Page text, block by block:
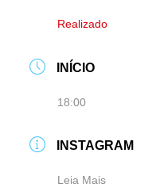
Realizado
INÍCIO
18:00
INSTAGRAM
Leia Mais